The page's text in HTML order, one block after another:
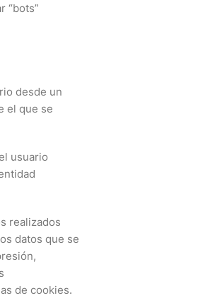
“bots”
desde un
el que se
usuario
realizados
datos que se
de cookies.